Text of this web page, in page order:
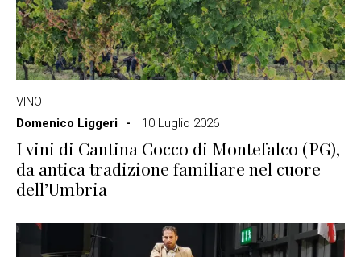
VINO
Domenico Liggeri
10 Luglio 2026
I vini di Cantina Cocco di Montefalco (PG),
da antica tradizione familiare nel cuore
dell’Umbria